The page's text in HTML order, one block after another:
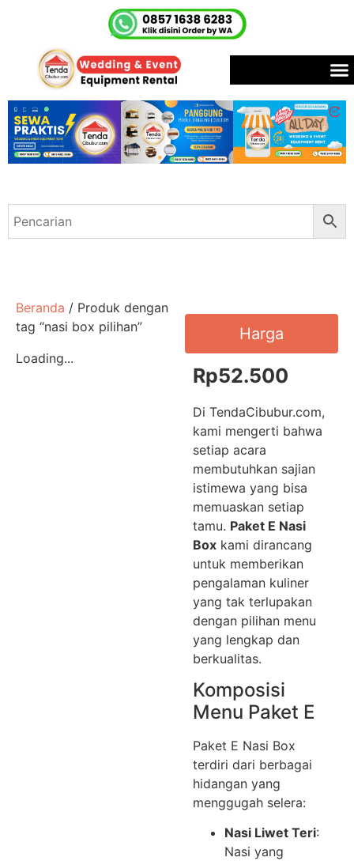
Beranda / Produk dengan
tag “nasi box pilihan”
Loading...
Harga
Rp52.500
Di TendaCibubur.com,
kami mengerti bahwa
setiap acara
membutuhkan sajian
istimewa yang bisa
memuaskan setiap
tamu. Paket E Nasi
Box kami dirancang
untuk memberikan
pengalaman kuliner
yang tak terlupakan
dengan pilihan menu
yang lengkap dan
berkualitas.
Komposisi
Menu Paket E
Paket E Nasi Box
terdiri dari berbagai
hidangan yang
menggugah selera:
Nasi Liwet Teri:
Nasi yang